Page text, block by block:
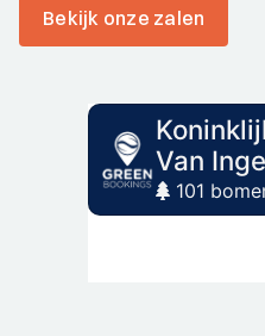
Bekijk onze zalen